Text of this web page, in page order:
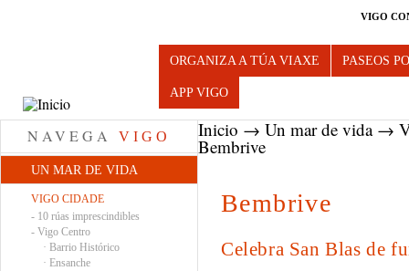
VIGO
Turismo de Vigo
ORGANIZA A TÚA VIAXE PASEOS
APP VIGO
NAVEGA VIGO
UN MAR DE VIDA
VIGO CIDADE
- 10 rúas imprescindibles
- Vigo Centro
· Barrio Histórico
· Ensanche
Inicio → Un mar de vida→
Bembrive
Bembrive
Celebra San Blas de